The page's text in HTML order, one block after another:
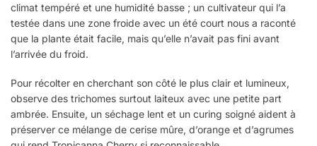
climat tempéré et une humidité basse ; un cultivateur qui l’a
testée dans une zone froide avec un été court nous a raconté
que la plante était facile, mais qu’elle n’avait pas fini avant
l’arrivée du froid.
Pour récolter en cherchant son côté le plus clair et lumineux,
observe des trichomes surtout laiteux avec une petite part
ambrée. Ensuite, un séchage lent et un curing soigné aident à
préserver ce mélange de cerise mûre, d’orange et d’agrumes